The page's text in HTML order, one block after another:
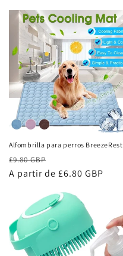
Alfombrilla para perros BreezeRest
Precio
habitual
£9.80 GBP
de
A partir de £6.80 GBP